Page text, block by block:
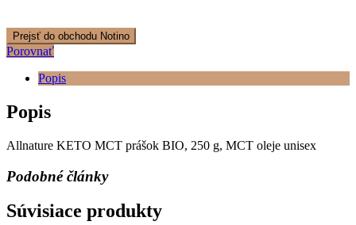
Prejsť do obchodu Notino
Porovnať
Popis
Popis
Allnature KETO MCT prášok BIO, 250 g, MCT oleje unisex
Podobné články
Súvisiace produkty